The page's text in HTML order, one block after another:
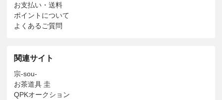
お支払い・送料
ポイントについて
よくあるご質問
関連サイト
宗-sou-
お茶道具 圭
QPKオークション